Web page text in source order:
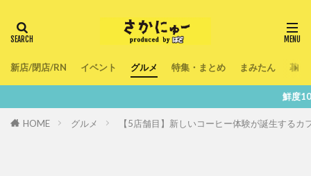
新店/閉店/RN イベント グルメ 特集・まとめ まみたん 暮ら
鮮度100％！堺・南大阪の『
HOME グルメ 【5店舗目】新しいコーヒー体験が誕生する